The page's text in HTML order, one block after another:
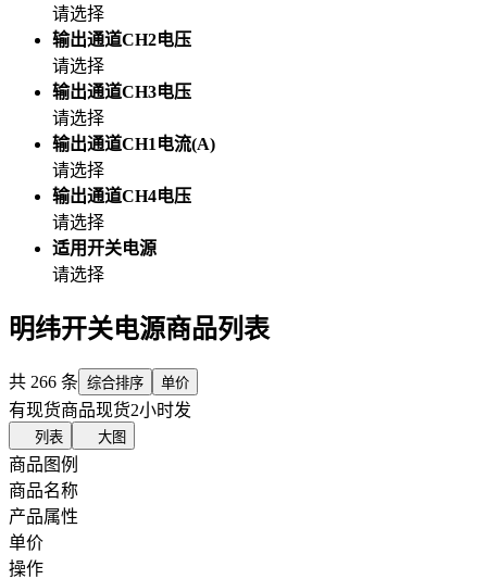
请选择
输出通道CH2电压
请选择
输出通道CH3电压
请选择
输出通道CH1电流(A)
请选择
输出通道CH4电压
请选择
适用开关电源
请选择
明纬开关电源商品列表
共 266 条 综合排序 单价
有现货商品现货2小时发
列表 大图
商品图例
商品名称
产品属性
单价
操作